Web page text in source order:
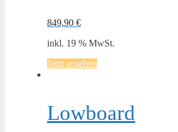
849,90 €
inkl. 19 % MwSt.
Jetzt ansehen
Lowboard